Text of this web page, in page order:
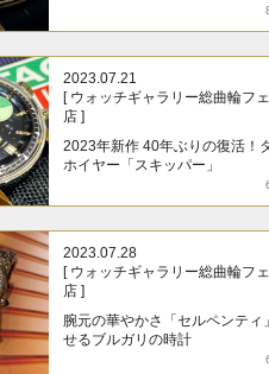
2023.07.21
[ ウォッチギャラリー総曲輪フ
店 ]
2023年新作 40年ぶりの復活！
ホイヤー「スキッパー」
2023.07.28
[ ウォッチギャラリー総曲輪フ
店 ]
腕元の華やかさ「セルペンティ
せるブルガリの時計